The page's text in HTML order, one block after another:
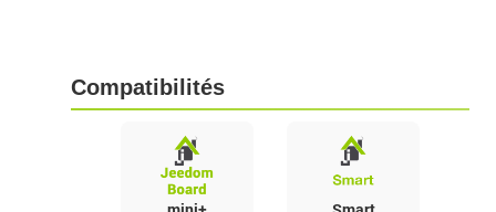
Compatibilités